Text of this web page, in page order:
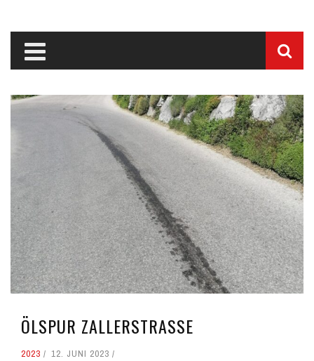
ÖLSPUR ZALLERSTRASSE
2023 12. JUNI 2023